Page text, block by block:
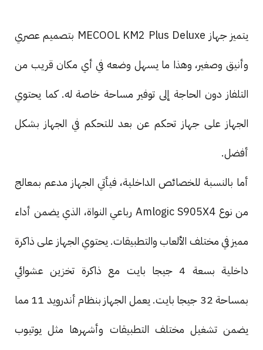
يتميز جهاز MECOOL KM2 Plus Deluxe بتصميم عصري
وأنيق وصغير، وهذا ما يسهل وضعه في أي مكان قريب من
التلفاز دون الحاجة إلى توفير مساحة خاصة له. كما يحتوي
الجهاز على جهاز تحكم عن بعد للتحكم في الجهاز بشكل
أفضل.
أما بالنسبة للخصائص الداخلية، فيأتي الجهاز مدعم بمعالج
من نوع Amlogic S905X4 رباعي النواة، الذي يضمن أداء
مميز في مختلف الألعاب والتطبيقات. يحتوي الجهاز على ذاكرة
داخلية بسعة 4 جيجا بايت مع ذاكرة تخزين عشوائي
بمساحة 32 جيجا بايت. يعمل الجهاز بنظام أندرويد 11 مما
يضمن تشغيل مختلف التطبيقات وأشهرها مثل يوتيوب